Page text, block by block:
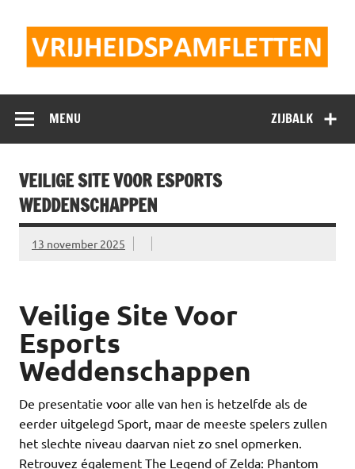
inhoud
ZIJBALK
MENU
VEILIGE SITE VOOR ESPORTS
WEDDENSCHAPPEN
13 november 2025
Veilige Site Voor
Esports
Weddenschappen
De presentatie voor alle van hen is hetzelfde als de
eerder uitgelegd Sport, maar de meeste spelers zullen
het slechte niveau daarvan niet zo snel opmerken.
Retrouvez également The Legend of Zelda: Phantom